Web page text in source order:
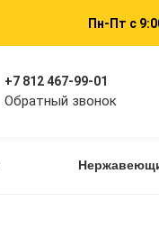
Пн-Пт с
+7 812 467-99-01
Обратный звонок